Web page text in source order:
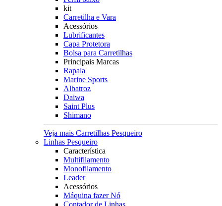
kit
Carretilha e Vara
Acessórios
Lubrificantes
Capa Protetora
Bolsa para Carretilhas
Principais Marcas
Rapala
Marine Sports
Albatroz
Daiwa
Saint Plus
Shimano
Veja mais Carretilhas Pesqueiro
Linhas Pesqueiro
Característica
Multifilamento
Monofilamento
Leader
Acessórios
Máquina fazer Nó
Contador de Linhas